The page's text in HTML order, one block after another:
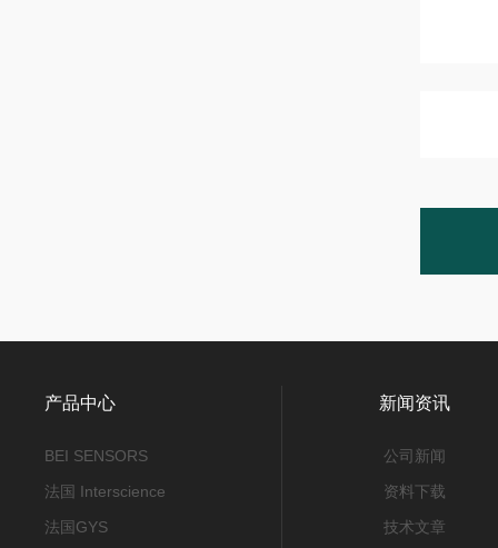
产品中心
BEI SENSORS
法国 Interscience
法国GYS
新闻资讯
公司新闻
资料下载
技术文章